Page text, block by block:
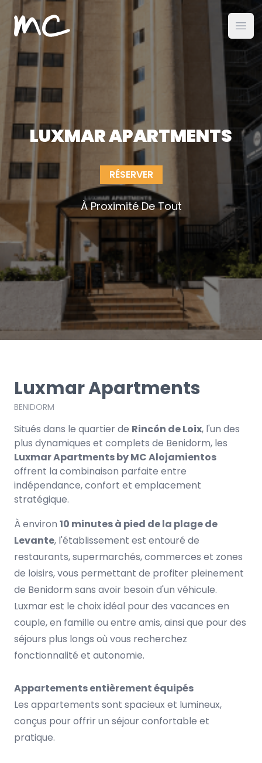
MC Alojamientos
LUXMAR APARTMENTS
RÉSERVER
À Proximité De Tout
Luxmar Apartments
BENIDORM
Situés dans le quartier de Rincón de Loix, l'un des
plus dynamiques et complets de Benidorm, les
Luxmar Apartments by MC Alojamientos
offrent la combinaison parfaite entre
indépendance, confort et emplacement
stratégique.
À environ 10 minutes à pied de la plage de
Levante, l'établissement est entouré de
restaurants, supermarchés, commerces et zones
de loisirs, vous permettant de profiter pleinement
de Benidorm sans avoir besoin d'un véhicule.
Luxmar est le choix idéal pour des vacances en
couple, en famille ou entre amis, ainsi que pour des
séjours plus longs où vous recherchez
fonctionnalité et autonomie.
Appartements entièrement équipés
Les appartements sont spacieux et lumineux,
conçus pour offrir un séjour confortable et
pratique.